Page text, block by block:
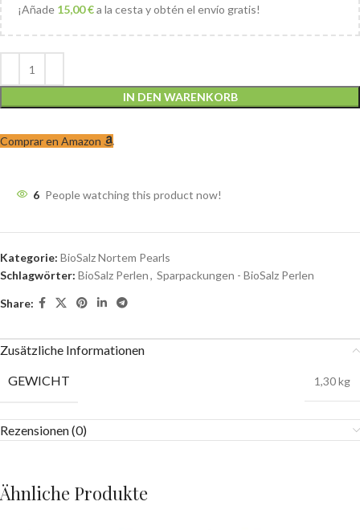
¡Añade 15,00€a la cesta y obtén el envío gratis!
IN DEN WARENKORB
Comprar en Amazon
6 People watching this product now!
Kategorie: BioSalz Nortem Pearls
Schlagwörter: BioSalz Perlen, Sparpackungen - BioSalz Perlen
Share:
Zusätzliche Informationen
GEWICHT
1,30 kg
Rezensionen (0)
Ähnliche Produkte